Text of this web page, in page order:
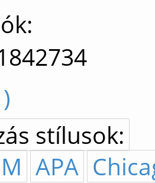
stílusok:
APA